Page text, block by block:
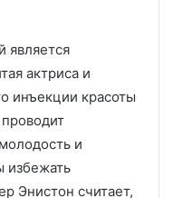
является
актриса и
инъекции красоты
и
избежать
Энистон считает,